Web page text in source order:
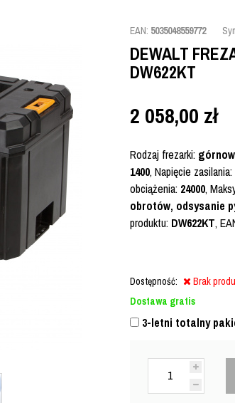
EAN: 5035048559772
DEWALT
DW622KT
2 058,00 zł
Rodzaj frezarki:
1400, Napięcie zasilania:
obciążenia: 24000,
obrotów, odsysanie
produktu: DW622KT,
Dostępność:
Brak
Dostawa gratis
3-letni totalny